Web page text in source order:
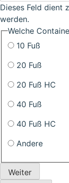
Dieses Feld dient
werden.
Welche
10 Fuß
20 Fuß
20 Fuß HC
40 Fuß
40 Fuß HC
Andere
Weiter